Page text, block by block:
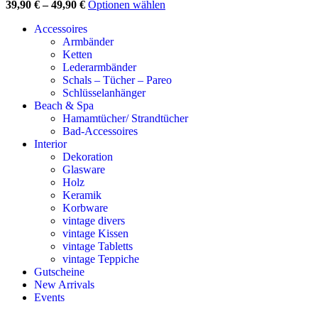
39,90 €–49,90 € Optionen wählen
Accessoires
Armbänder
Ketten
Lederarmbänder
Schals – Tücher – Pareo
Schlüsselanhänger
Beach & Spa
Hamamtücher/ Strandtücher
Bad-Accessoires
Interior
Dekoration
Glasware
Holz
Keramik
Korbware
vintage divers
vintage Kissen
vintage Tabletts
vintage Teppiche
Gutscheine
New Arrivals
Events